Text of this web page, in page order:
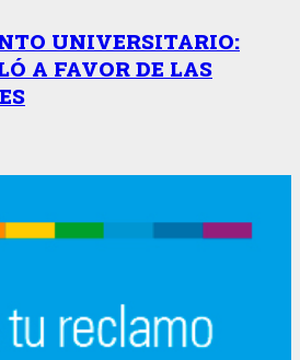
UNIVERSITARIO:
A FAVOR DE LAS